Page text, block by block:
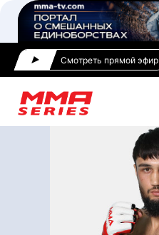
Смотреть прямой эфир